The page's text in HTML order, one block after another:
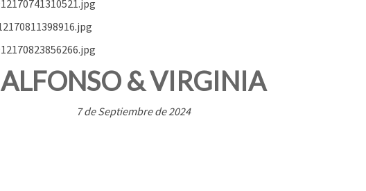
ALFONSO & VIRGINIA
7 de Septiembre de 2024